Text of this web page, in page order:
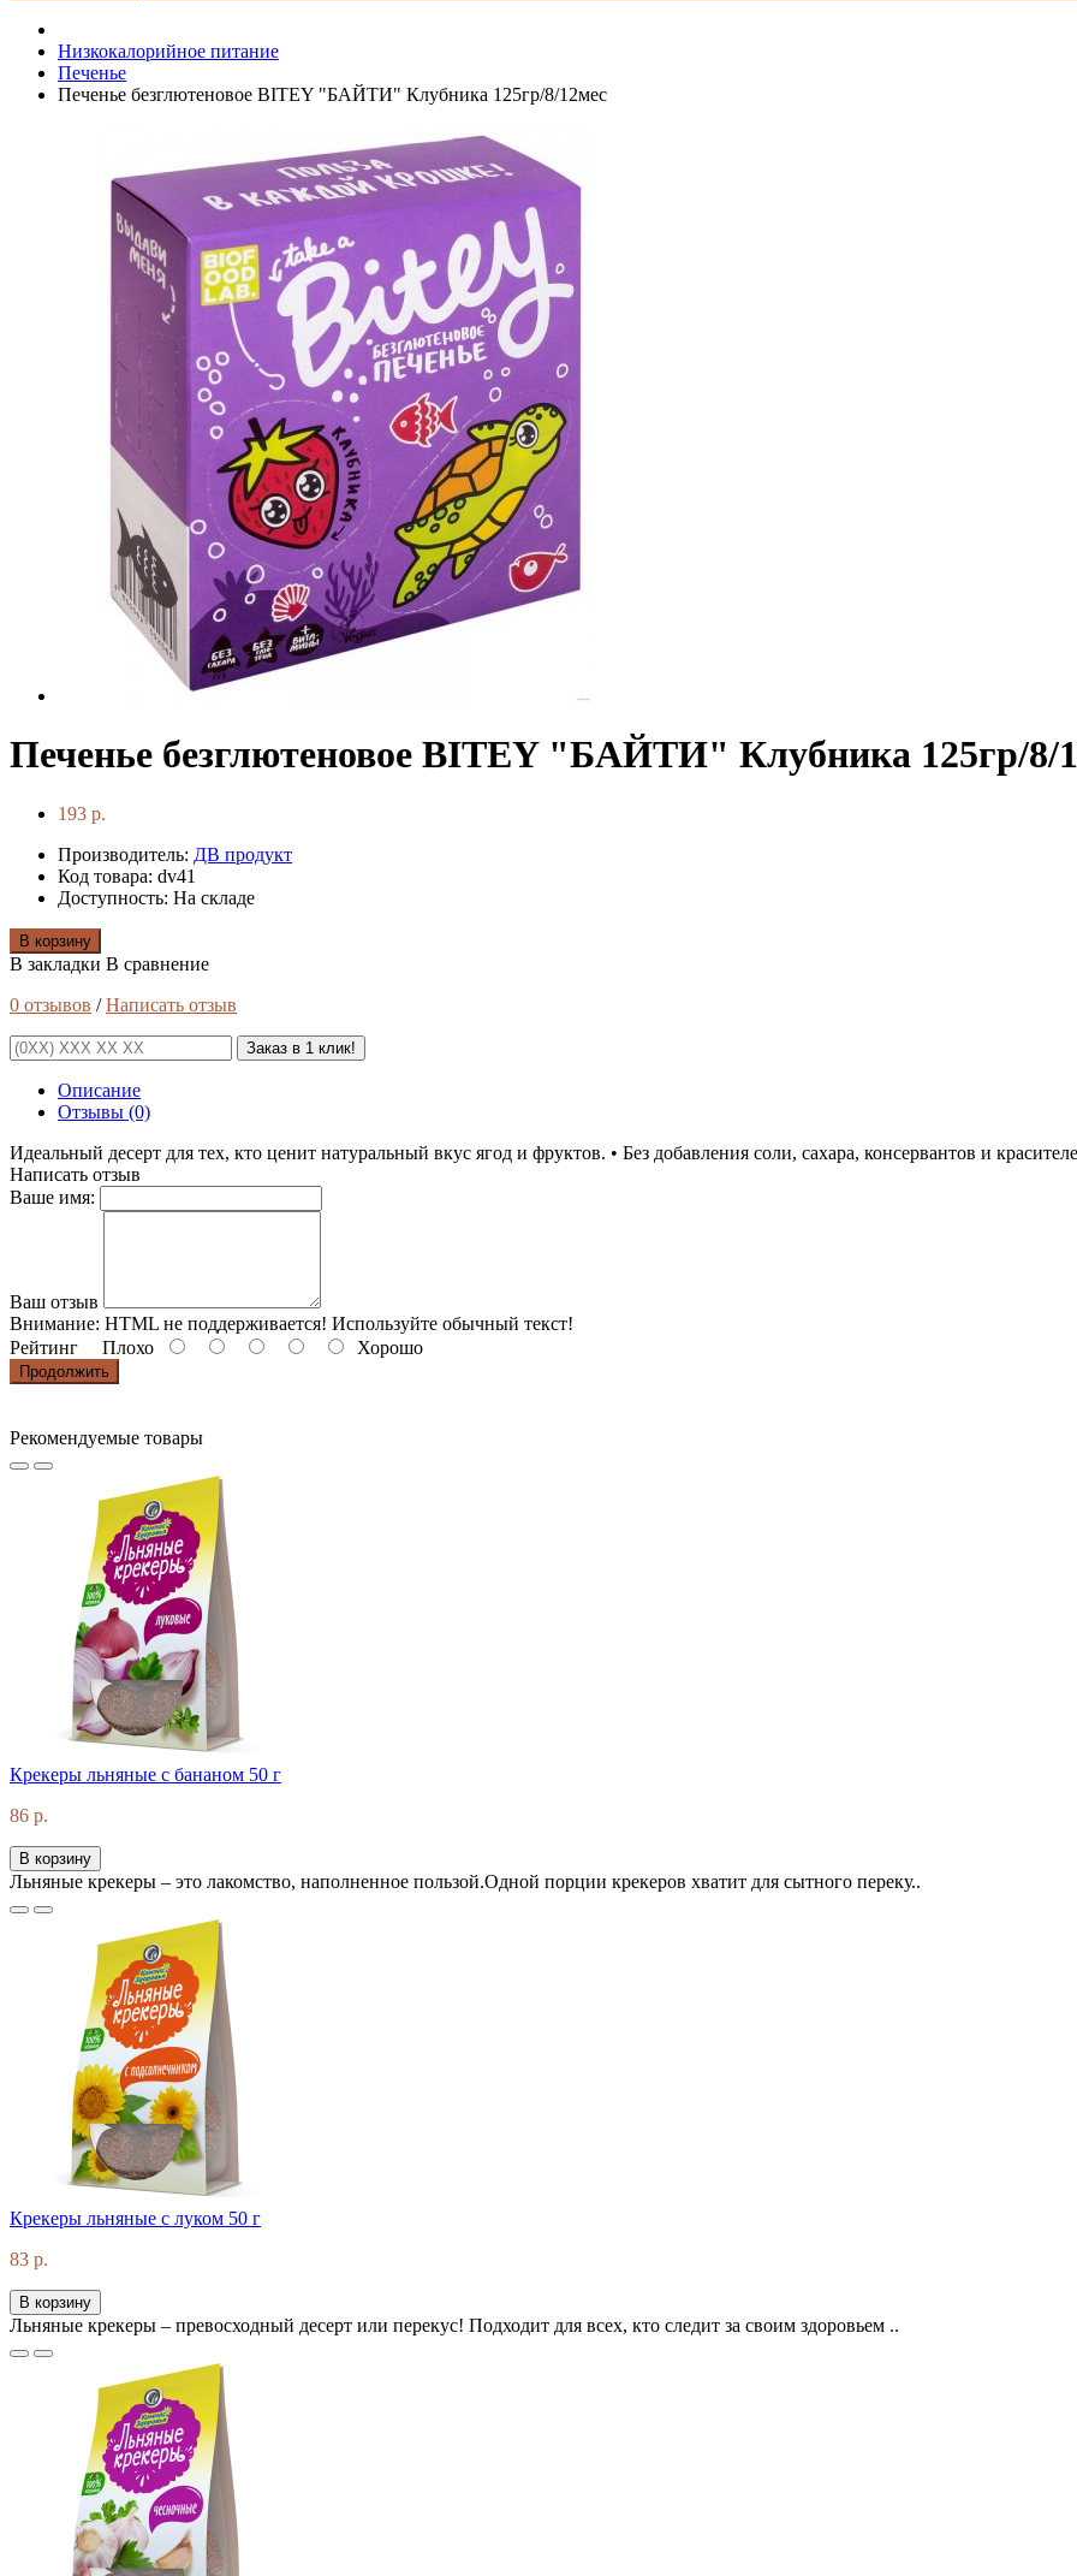
Низкокалорийное питание
Печенье
Печенье безглютеновое BITEY "БАЙТИ" Клубника 125гр/8/12мес
Печенье безглютеновое BITEY "БАЙТИ" Клубника 125гр/8/
193 р.
Производитель: ДВ продукт
Код товара: dv41
Доступность: На складе
В корзину
В закладки В сравнение
0 отзывов /Написать отзыв
Заказ в 1 клик!
Описание
Отзывы (0)
Идеальный десерт для тех, кто ценит натуральный вкус ягод и фруктов. • Без добавления соли, сахара, консервантов и
Написать отзыв
Ваше имя:
Ваш отзыв
Внимание: HTML не поддерживается! Используйте обычный текст!
Рейтинг Плохо Хорошо
Продолжить
Рекомендуемые товары
Крекеры льняные с бананом 50 г
86 р.
В корзину
Льняные крекеры – это лакомство, наполненное пользой.Одной порции крекеров хватит для сытного переку..
Крекеры льняные с луком 50 г
83 р.
В корзину
Льняные крекеры – превосходный десерт или перекус! Подходит для всех, кто следит за своим здоровьем ..